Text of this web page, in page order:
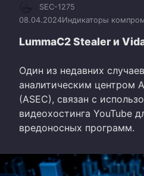
SEC-1275
08.04.2024Индикаторы
LummaC2 Stealer и
Один из недавних
аналитическим центром
(ASEC), связан с
видеохостинга YouTube
вредоносных программ.